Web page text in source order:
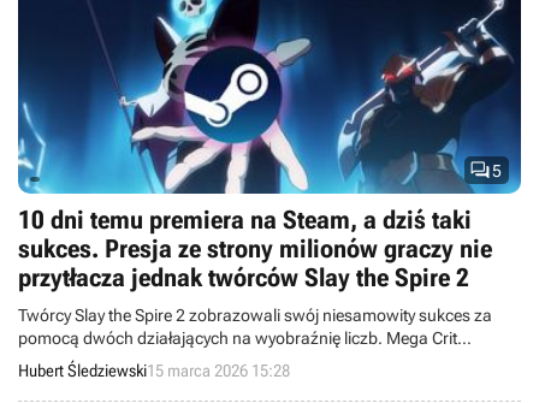
5
10 dni temu premiera na Steam, a dziś taki
sukces. Presja ze strony milionów graczy nie
przytłacza jednak twórców Slay the Spire 2
Twórcy Slay the Spire 2 zobrazowali swój niesamowity sukces za
pomocą dwóch działających na wyobraźnię liczb. Mega Crit
zamiesza sprostać oczekiwaniom graczy, nie ulegając ich
naciskom.
Hubert Śledziewski15 marca 2026 15:28